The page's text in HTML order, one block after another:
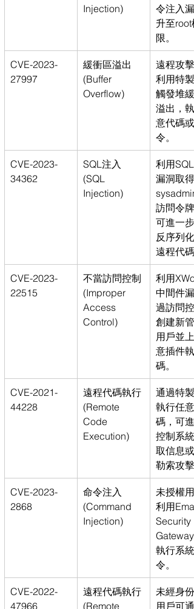
Injection)
令注入漏
升至root
限。
CVE-2023-
27997
緩衝區溢出
(Buffer
Overflow)
遠程攻擊
利用特製
觸發堆緩
溢出，執
意代碼或
令。
CVE-2023-
34362
SQL注入
(SQL
Injection)
利用SQL
漏洞取得
訪問令牌
可進一步
反序列化
遠程代碼
CVE-2023-
22515
不當訪問控制
(Improper
Access
Control)
利用
中間件漏
過訪問控
創建新管
用戶並上
意插件執
碼。
CVE-2021-
44228
遠程代碼執行
(Remote
Code
Execution)
通過特製
執行任意
碼，可進
控制系統
取信息或
勒索攻擊
CVE-2023-
2868
命令注入
(Command
Injection)
未授權用
利用
Security
Gateway
執行系統
令。
CVE-2022-
47966
遠程代碼執行
(Remote
未經身份
用戶可通